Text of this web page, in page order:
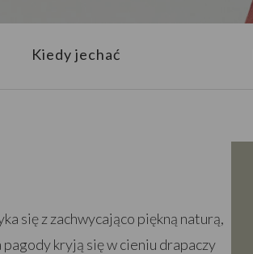
Kiedy jechać
się z zachwycająco piękną naturą,
kryją się w cieniu drapaczy